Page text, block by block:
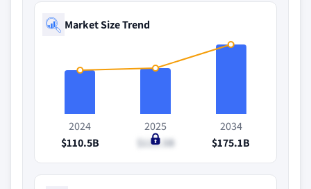
Market Size Trend
2024
$110.5B
2025
$115.5B
2034
$175.1B